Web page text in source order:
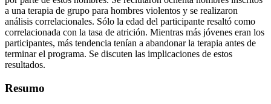
a una terapia de grupo para hombres violentos y se realizaron
análisis correlacionales. Sólo la edad del participante resaltó como
correlacionada con la tasa de atrición. Mientras más jóvenes eran los
participantes, más tendencia tenían a abandonar la terapia antes de
terminar el programa. Se discuten las implicaciones de estos
resultados.
Resumo